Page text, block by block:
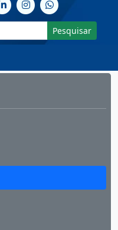
Pesquisar